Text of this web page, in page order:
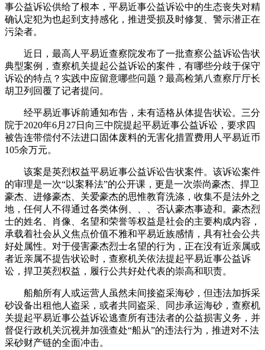
事公益诉讼供给了根本，平易近事公益诉讼中的生态丧失对精
确认定犯为也起到支持感化，推进受损及时修复、警示潜正在
污染者。
近日，最高人平易近查察院发布了一批查察公益诉讼告状
典型案例，查察机关提起公益诉讼的案件，有哪些分歧于保守
诉讼的特点？实践中应留意哪些问题？最高检第八查察厅厅长
胡卫列回覆了记者提问。
经平易近事诉前通知布告，未有适格从体提告状讼。三分
院于2020年6月27日向三中院提起平易近事公益诉讼，要求四
被告连带偿付不法进口固体废料的无害化措置费用人平易近币
105余万元。
该案是英烈权益平易近事公益诉讼告状案件。该诉讼案件
的审理是一次“以案释法”的公开课，更是一次崇尚豪杰、捍卫
豪杰、进修豪杰、关爱豪杰的思惟教育洗涤，收集不是法外之
地，任何人不得通过各类体例、、、否认豪杰事迹和。豪杰烈
士的姓名、肖像、名望和荣誉等权益是社会的主要构成内容，
承载着社会从义焦点价值不雅和平易近族感情，具有社会公共
好处属性。对于侵害豪杰烈士名望的行为，正在没有近亲属或
者近亲属不提告状讼时，查察机关依法提起平易近事公益诉
讼，捍卫英烈权益，履行公共好处代表的崇高和职责。
船舶所有人或运营人虽然未间接盗采海砂，但违法加拆采
砂设备出租他人盗采，或者共同盗采、同步承运海砂，查察机
关提起平易近事公益诉讼逃查所有违法者的公益损害义务，并
督促行政机关沉视并加强查处“船从”的违法行为，推进对不法
采砂财产链的全面冲击。